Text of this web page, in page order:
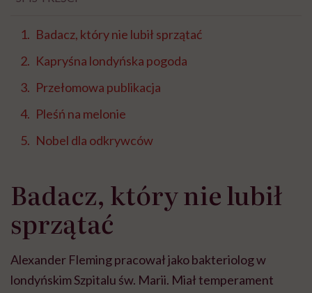
Badacz, który nie lubił sprzątać
Kapryśna londyńska pogoda
Przełomowa publikacja
Pleśń na melonie
Nobel dla odkrywców
Badacz, który nie lubił
sprzątać
Alexander Fleming pracował jako bakteriolog w
londyńskim Szpitalu św. Marii. Miał temperament